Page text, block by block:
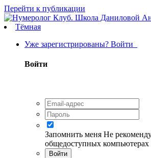
Перейти к публикации
Тёмная
Уже зарегистрированы? Войти
Войти
Запомнить меня Не
общедоступных компьютерах
Войти